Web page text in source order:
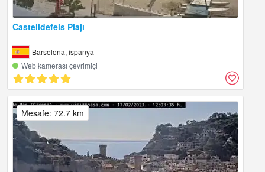
Castelldefels Plajı
Barselona, ispanya
Web kamerası çevrimiçi
Mesafe: 72.7 km